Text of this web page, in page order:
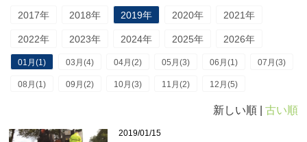
2017年 2018年 2019年 2020年 2021年
2022年 2023年 2024年 2025年 2026年
01月(1) 03月(4) 04月(2) 05月(3) 06月(1) 07月(3)
08月(1) 09月(2) 10月(3) 11月(2) 12月(5)
新しい順 | 古い順
2019/01/15